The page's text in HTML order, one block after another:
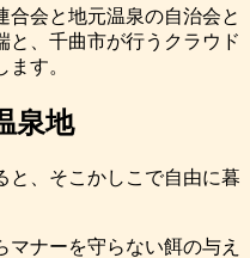
合会と地元温泉の自治会と
と、千曲市が行うクラウド
す。
泉地
と、そこかしこで自由に暮
マナーを守らない餌の与え